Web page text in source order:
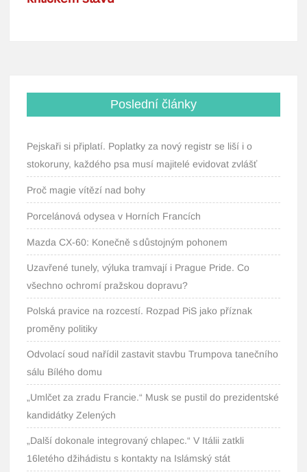
Poslední články
Pejskaři si připlatí. Poplatky za nový registr se liší i o
stokoruny, každého psa musí majitelé evidovat zvlášť
Proč magie vítězí nad bohy
Porcelánová odysea v Horních Francích
Mazda CX-60: Konečně s důstojným pohonem
Uzavřené tunely, výluka tramvají i Prague Pride. Co
všechno ochromí pražskou dopravu?
Polská pravice na rozcestí. Rozpad PiS jako příznak
proměny politiky
Odvolací soud nařídil zastavit stavbu Trumpova tanečního
sálu Bílého domu
„Umlčet za zradu Francie.“ Musk se pustil do prezidentské
kandidátky Zelených
„Další dokonale integrovaný chlapec.“ V Itálii zatkli
16letého džihádistu s kontakty na Islámský stát